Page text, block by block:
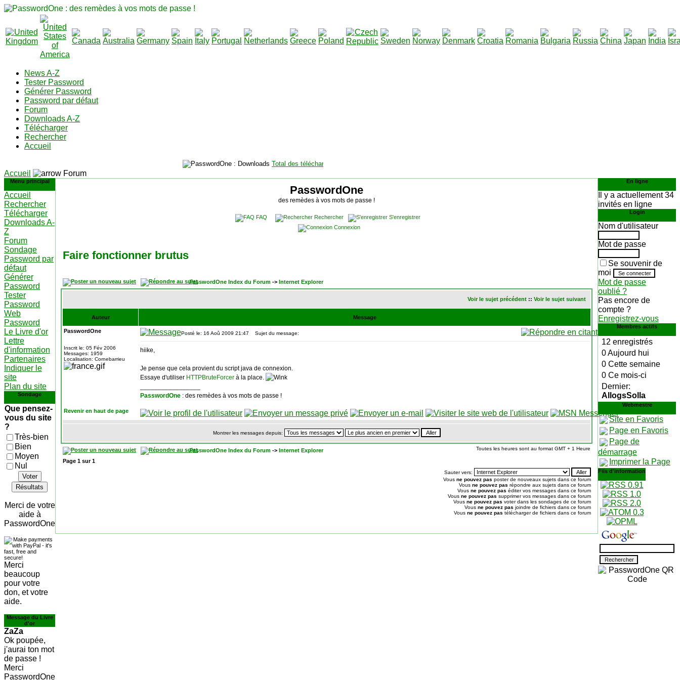
News A-Z
Tester Password
Générer Password
Password par défaut
Forum
Downloads A-Z
Télécharger
Rechercher
Accueil
Total des téléchargements
Accueil
Forum
Menu principal
Accueil
Rechercher
Télécharger
Downloads A-
Z
Forum
Sondage
Password par
défaut
Générer
Password
Tester
Password
Web
Password
Le Livre d'or
Lettre
d'information
Partenaires
Indiquer le
site
Plan du site
Sondage
Que pensez-
vous du site
?
Très-bien
Bien
Moyen
Nul
Voter
Résultats
Merci de votre
aide à
PasswordOne
Merci
beaucoup
pour votre
don, et votre
aide.
Message du Livre
d'or
ZaZa
Ok poupée,
j'aurai ton mot
de passe !
Merci
PasswordOne
PasswordOne
des remèdes à vos mots de passe !
FAQ Rechercher
S'enregistrer
Connexion
Faire fonctionner brutus
PasswordOne Index du Forum -> Internet Explorer
Voir le sujet précédent :: Voir le sujet suivant
Auteur Message
PasswordOne
Inscrit le: 05 Fév 2006
Messages: 1959
Localisation: Cornebarrieu
Posté le: 16 Aoû 2009 21:47 Sujet du message:
hiike,
Je pense que cela provient du script java de connexion.
Essaye d'utiliser HTTPBruteForcer à la place.
PasswordOne : des remèdes à vos mots de passe !
Revenir en haut de page
Montrer les messages depuis:
PasswordOne Index du Forum -> Internet Explorer Toutes les heures sont au format GMT + 1 Heure
Page 1 sur1
Sauter vers:
Vous ne pouvez pas poster de nouveaux sujets dans ce forum
Vous ne pouvez pas répondre aux sujets dans ce forum
Vous ne pouvez pas éditer vos messages dans ce forum
Vous ne pouvez pas supprimer vos messages dans ce forum
Vous ne pouvez pas voter dans les sondages de ce forum
Vous ne pouvez pas joindre de fichiers dans ce forum
Vous ne pouvez pas télécharger de fichiers dans ce forum
En ligne
Il y a actuellement 34
invités en ligne
Login
Nom d'utilisateur
Mot de passe
Se souvenir de
moi
Mot de passe
oublié ?
Pas encore de
compte ?
Enregistrez-vous
Membres actifs
12 enregistrés
0 Aujourd hui
0 Cette semaine
0 Ce mois-ci
Dernier:
AllogsSolla
Webmestre
Site en Favoris
Page en Favoris
Page de
démarrage
Imprimer la Page
Fils d'information